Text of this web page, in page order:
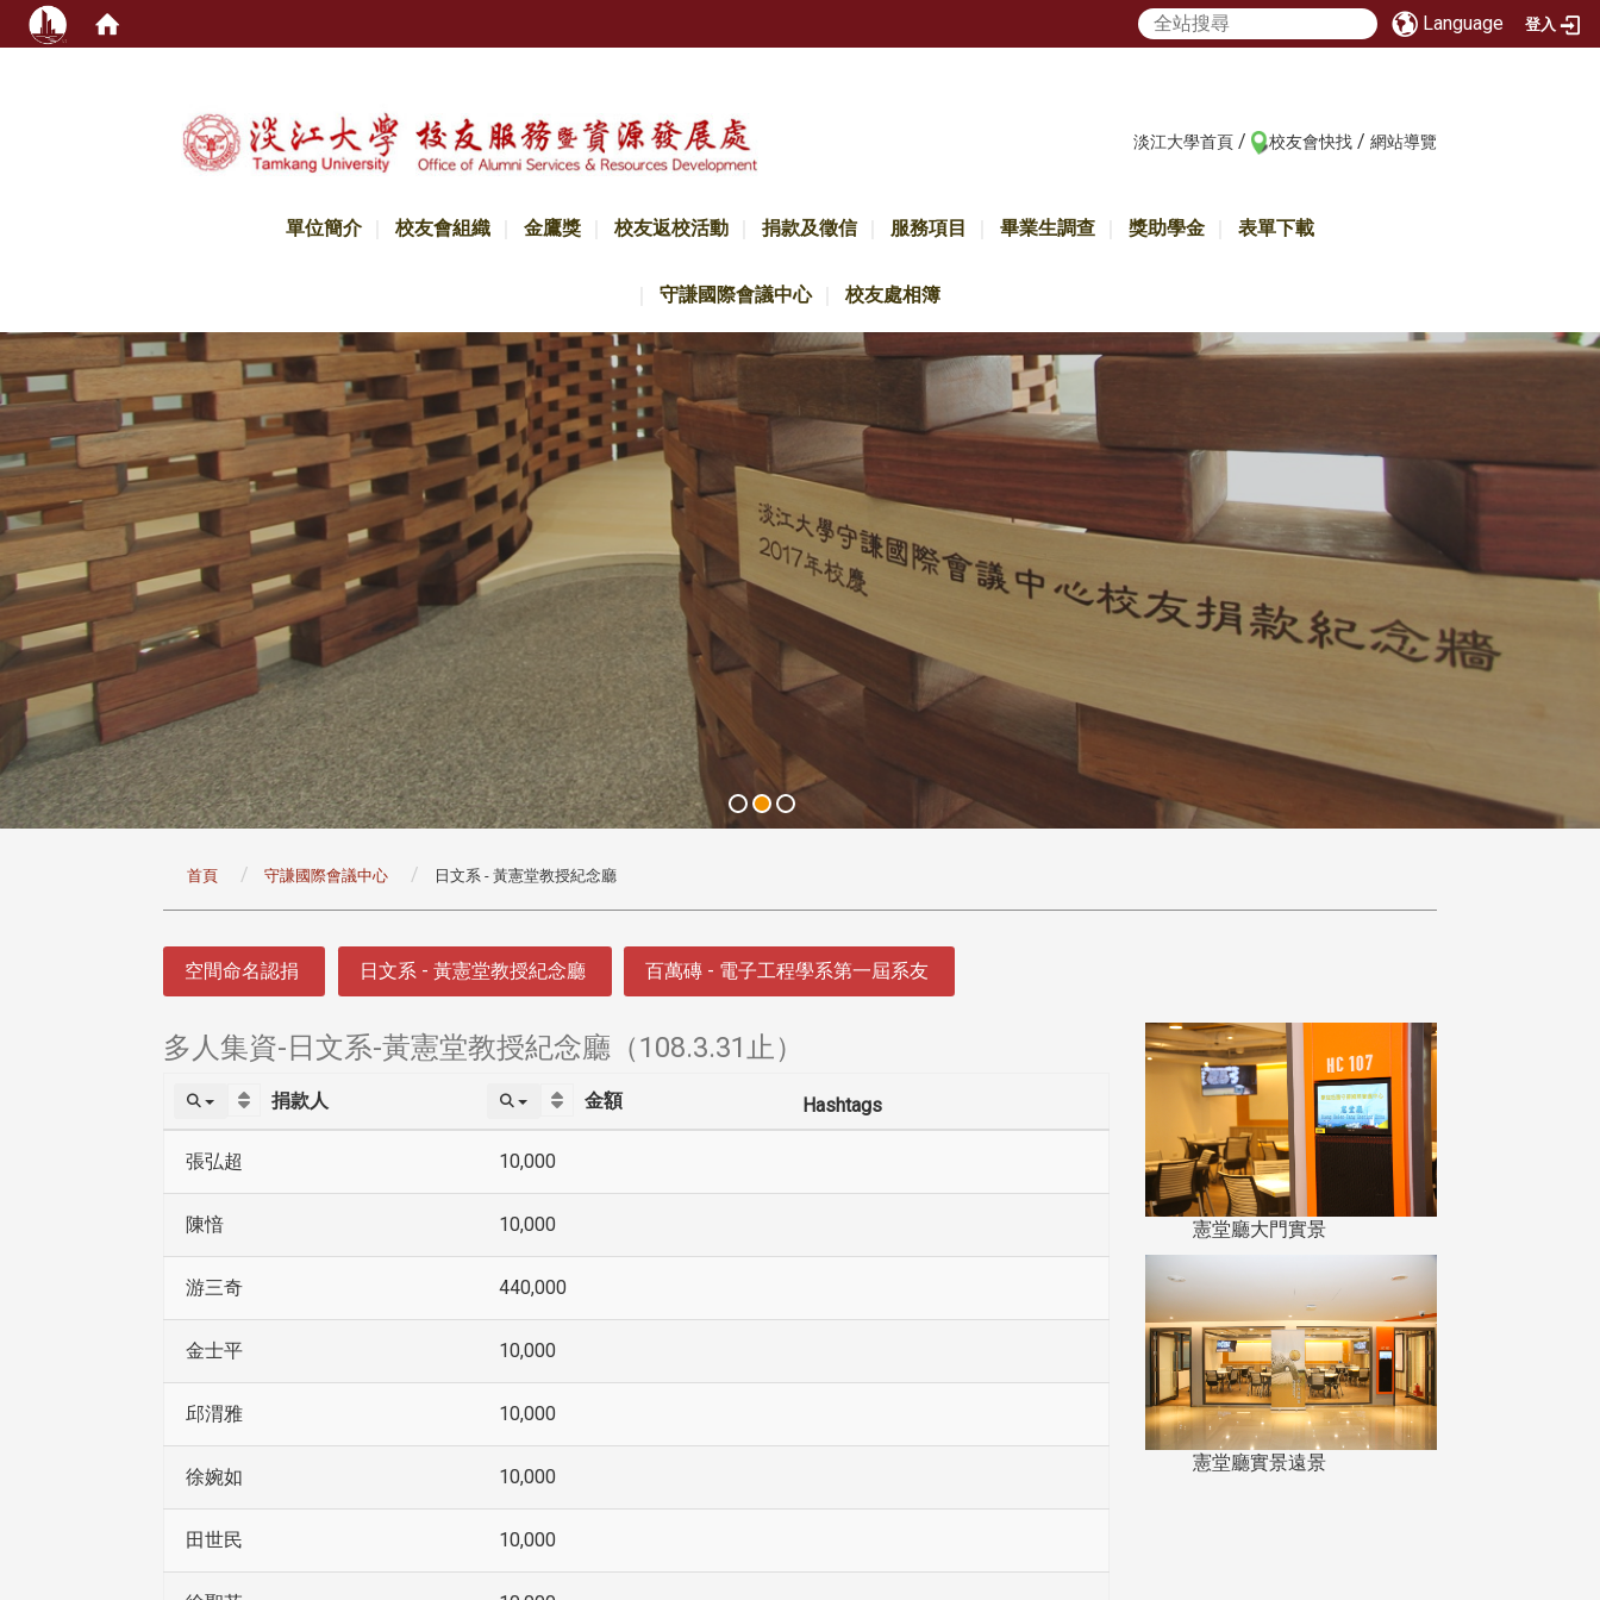
Language 登入
淡江大學首頁 / 校友會快找 / 網站導覽
單位簡介 校友會組織 金鷹獎 校友返校活動 捐款及徵信 服務項目 畢業生調查 獎助學金 表單下載
守謙國際會議中心 校友處相簿
首頁 守謙國際會議中心 日文系 - 黃憲堂教授紀念廳
空間命名認捐 日文系 - 黃憲堂教授紀念廳 百萬磚 - 電子工程學系第一屆系友
多人集資-日文系-黃憲堂教授紀念廳（108.3.31止）
捐款人 金額 Hashtags
張弘超 10,000
陳愔 10,000
游三奇 440,000
金士平 10,000
邱渭雅 10,000
徐婉如 10,000
田世民 10,000
憲堂廳大門實景
憲堂廳實景遠景